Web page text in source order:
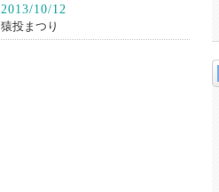
2013/10/12
猿投まつり